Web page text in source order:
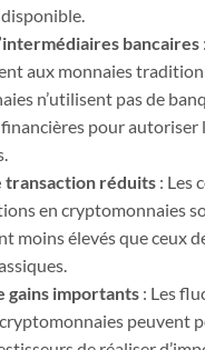
bancaires :
aux monnaies
n’utilisent pas de
pour autoriser
transaction réduits : Les
en cryptomonnaies
moins élevés que ceux
gains importants : Les
peuvent